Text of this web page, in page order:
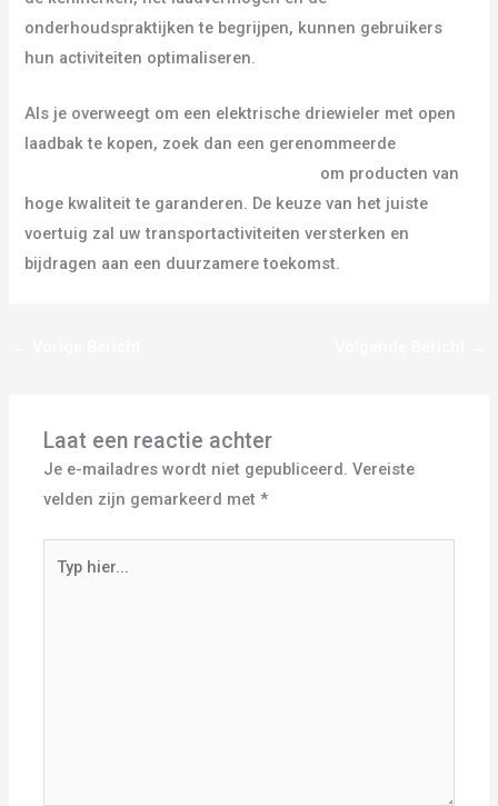
onderhoudspraktijken te begrijpen, kunnen gebruikers
hun activiteiten optimaliseren.
Als je overweegt om een elektrische driewieler met open
laadbak te kopen, zoek dan een gerenommeerde
om producten van
hoge kwaliteit te garanderen. De keuze van het juiste
voertuig zal uw transportactiviteiten versterken en
bijdragen aan een duurzamere toekomst.
Laat een reactie achter
Je e-mailadres wordt niet gepubliceerd. Vereiste
velden zijn gemarkeerd met*
hier...